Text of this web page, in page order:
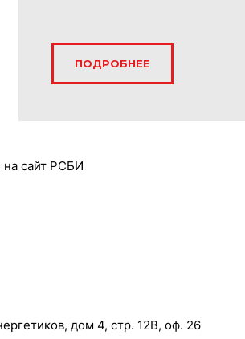
ПОДРОБНЕЕ
на сайт РСБИ
дом 4, стр. 12В, оф. 26